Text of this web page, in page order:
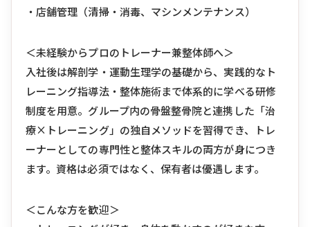
・店舗管理（清掃・消毒、マシンメンテナンス）
＜未経験からプロのトレーナー兼整体師へ＞
入社後は解剖学・運動生理学の基礎から、実践的なト
レーニング指導法・整体施術まで体系的に学べる研修
制度を用意。グループ内の骨盤整骨院と連携した「治
療×トレーニング」の独自メソッドを習得でき、トレ
ーナーとしての専門性と整体スキルの両方が身につき
ます。資格は必須ではなく、保有者は優遇します。
＜こんな方を歓迎＞